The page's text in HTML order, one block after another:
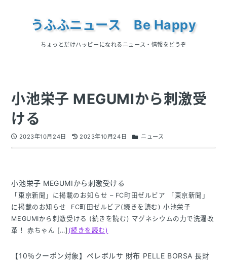
うふふニュース Be Happy
ちょっとだけハッピーになれるニュース・情報をどうぞ
小池栄子 MEGUMIから刺激受
ける
2023年10月24日 2023年10月24日 ニュース
小池栄子 MEGUMIから刺激受ける
「東京新聞」に掲載のお知らせ – FC町田ゼルビア 「東京新聞」
に掲載のお知らせ FC町田ゼルビア(続きを読む) 小池栄子
MEGUMIから刺激受ける (続きを読む) マグネシウムの力で洗濯改
革！ 赤ちゃん […] (続きを読む)
【10％クーポン対象】ペレボルサ 財布 PELLE BORSA 長財